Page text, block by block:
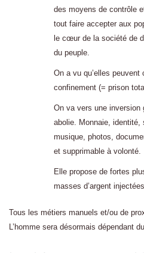
des moyens de contrôle
tout faire accepter aux
le cœur de la société de
du peuple.
On a vu qu’elles
confinement (= prison
On va vers une inversion
abolie. Monnaie, identité,
musique, photos,
et supprimable à volonté.
Elle propose de fortes
masses d’argent
Tous les métiers manuels et/ou de
L’homme sera désormais dépendant